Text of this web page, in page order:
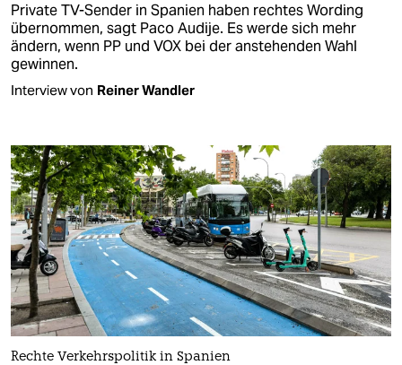
Private TV-Sender in Spanien haben rechtes Wording
übernommen, sagt Paco Audije. Es werde sich mehr
ändern, wenn PP und VOX bei der anstehenden Wahl
gewinnen.
Interview von Reiner Wandler
Rechte Verkehrspolitik in Spanien